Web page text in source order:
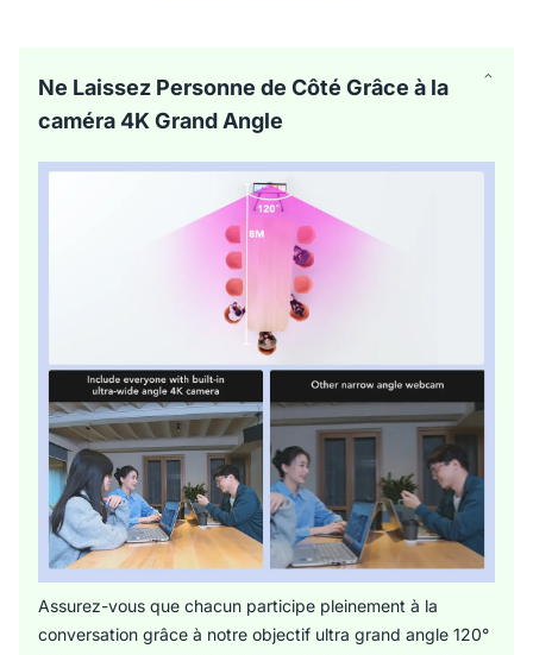
connectez simultanément les ports HDMI et USB
Ne Laissez Personne de Côté Grâce à la
caméra 4K Grand Angle
Assurez-vous que chacun participe pleinement à la
conversation grâce à notre objectif ultra grand angle 120°